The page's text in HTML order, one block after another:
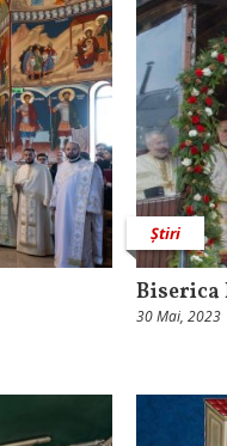
Știri
30 Mai, 2023